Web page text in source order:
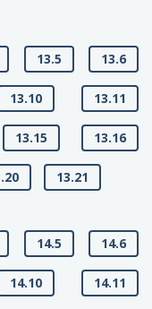
13.5 13.6
13.10 13.11
13.15 13.16
13.21
14.5 14.6
14.10 14.11